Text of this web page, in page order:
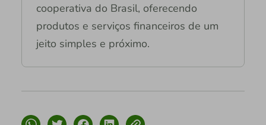
cooperativa do Brasil, oferecendo
produtos e serviços financeiros de um
jeito simples e próximo.